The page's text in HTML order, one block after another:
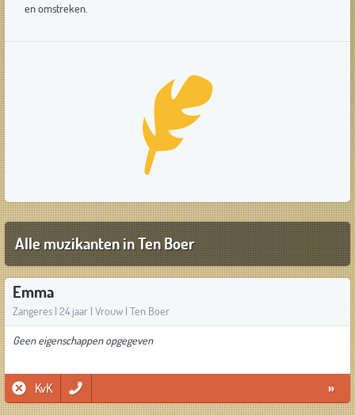
en omstreken.
Alle muzikanten in Ten Boer
Emma
Zangeres | 24 jaar | Vrouw | Ten Boer
Geen eigenschappen opgegeven
KvK »